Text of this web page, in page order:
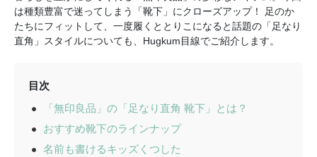
は種類豊富で迷ってしまう「靴下」にクローズアップ！ 足のか
たちにフィットして、一度履くととりこになると話題の「足なり
直角」スタイルについても、Hugkum目線でご紹介します。
目次
「無印良品」の「足なり直角 靴下」とは？
おすすめ靴下のラインナップ
名前も書けるキッズくつした